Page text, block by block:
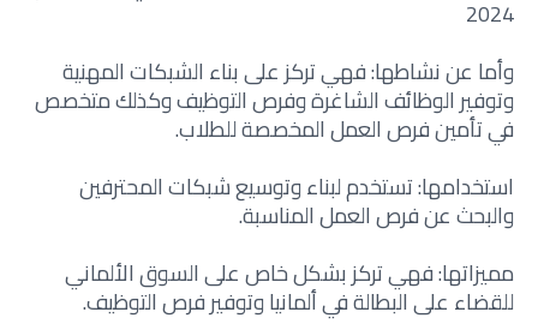
2024
وأما عن نشاطها: فهي تركز على بناء الشبكات المهنية
وتوفير الوظائف الشاغرة وفرص التوظيف وكذلك متخصص
في تأمين فرص العمل المخصصة للطلاب.
استخدامها: تستخدم لبناء وتوسيع شبكات المحترفين
والبحث عن فرص العمل المناسبة.
مميزاتها: فهي تركز بشكل خاص على السوق الألماني
للقضاء على البطالة في ألمانيا وتوفير فرص التوظيف.